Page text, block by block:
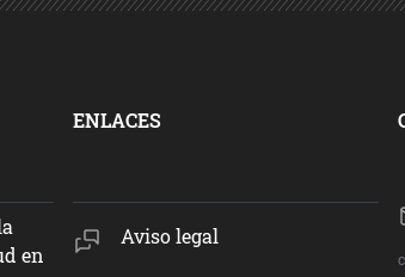
en
ENLACES
Aviso legal